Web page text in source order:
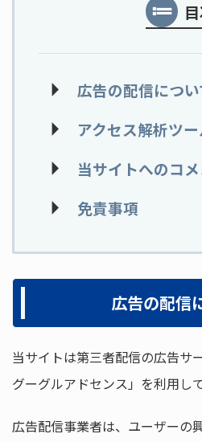
広告の配信につい
アクセス解析ツ
当サイトへのコ
免責事項
広告の配信
当サイトは第三者配信の広告サ
グーグルアドセンス」を利用し
広告配信事業者は、ユーザーの